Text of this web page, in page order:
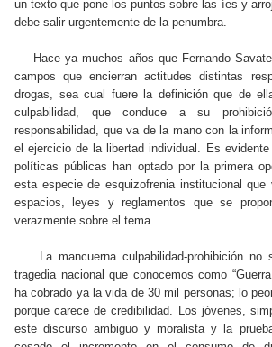
un texto que pone los puntos sobre las íes y
debe salir urgentemente de la penumbra.
Hace ya muchos años que Fernando
campos que encierran actitudes distintas
drogas, sea cual fuere la definición que de
culpabilidad, que conduce a su
responsabilidad, que va de la mano con la
el ejercicio de la libertad individual. Es
políticas públicas han optado por la primera
esta especie de esquizofrenia institucional que
espacios, leyes y reglamentos que se
verazmente sobre el tema.
La mancuerna culpabilidad-prohibición no
tragedia nacional que conocemos como
ha cobrado ya la vida de 30 mil personas; lo
porque carece de credibilidad. Los jóvenes,
este discurso ambiguo y moralista y la